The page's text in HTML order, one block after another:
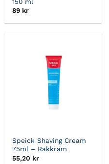
89 kr
Speick Shaving Cream
75ml – Rakkräm
55,20 kr